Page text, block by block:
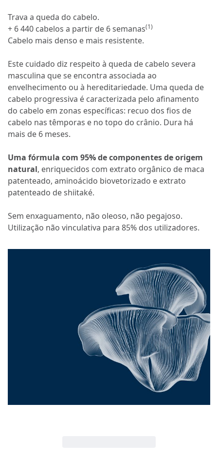
Trava a queda do cabelo.
+ 6 440 cabelos a partir de 6 semanas(1)
Cabelo mais denso e mais resistente.
Este cuidado diz respeito à queda de cabelo severa
masculina que se encontra associada ao
envelhecimento ou à hereditariedade. Uma queda de
cabelo progressiva é caracterizada pelo afinamento
do cabelo em zonas específicas: recuo dos fios de
cabelo nas têmporas e no topo do crânio. Dura há
mais de 6 meses.
Uma fórmula com 95% de componentes de origem
natural, enriquecidos com extrato orgânico de maca
patenteado, aminoácido biovetorizado e extrato
patenteado de shiitaké.
Sem enxaguamento, não oleoso, não pegajoso.
Utilização não vinculativa para 85% dos utilizadores.